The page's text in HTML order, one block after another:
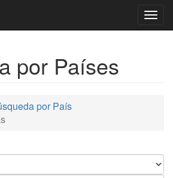
por Países
por País